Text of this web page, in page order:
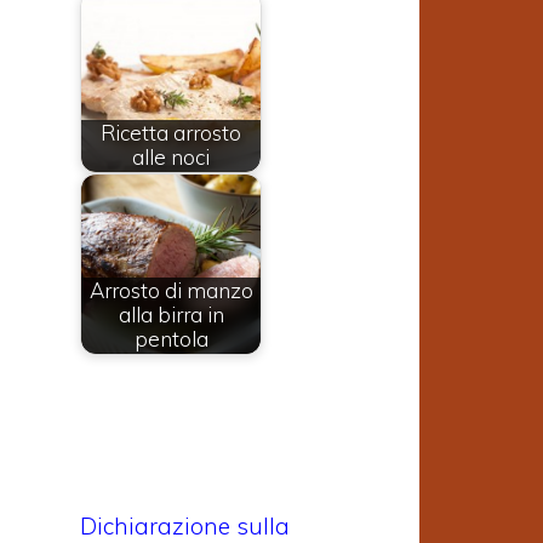
Ricetta arrosto
alle noci
Arrosto di manzo
alla birra in
pentola
Dichiarazione sulla